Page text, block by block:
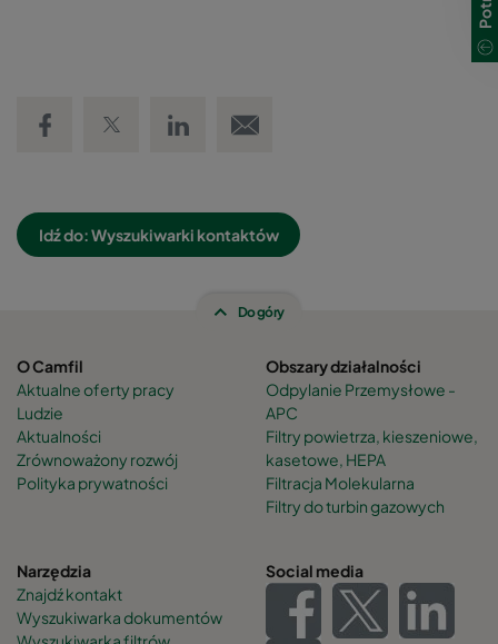
Idź do: Wyszukiwarki kontaktów
Do góry
O Camfil
Aktualne oferty pracy
Ludzie
Aktualności
Zrównoważony rozwój
Polityka prywatności
Obszary działalności
Odpylanie Przemysłowe -
APC
Filtry powietrza, kieszeniowe,
kasetowe, HEPA
Filtracja Molekularna
Filtry do turbin gazowych
Narzędzia
Znajdź kontakt
Wyszukiwarka dokumentów
Social media